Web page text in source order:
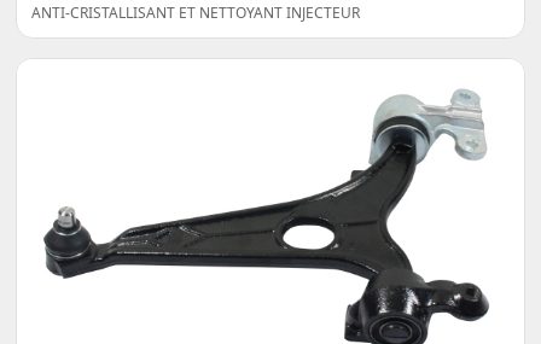
ANTI-CRISTALLISANT ET NETTOYANT INJECTEUR